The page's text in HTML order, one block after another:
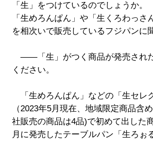
「生」をつけているのでしょうか。
「生めろんぱん」や「生くろわっさ
を相次いで販売しているフジパンに
――「生」がつく商品が発売され
ください。
「生めろんぱん」などの「生セレ
（2023年5月現在、地域限定商品含
社販売の商品は4品)で初めて出した
月に発売したテーブルパン「生ろぉ